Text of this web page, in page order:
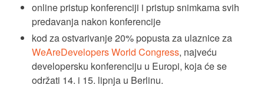
online pristup konferenciji i pristup snimkama svih
predavanja nakon konferencije
kod za ostvarivanje 20% popusta za ulaznice za
WeAreDevelopers World Congress, najveću
developersku konferenciju u Europi, koja će se
održati 14. i 15. lipnja u Berlinu.